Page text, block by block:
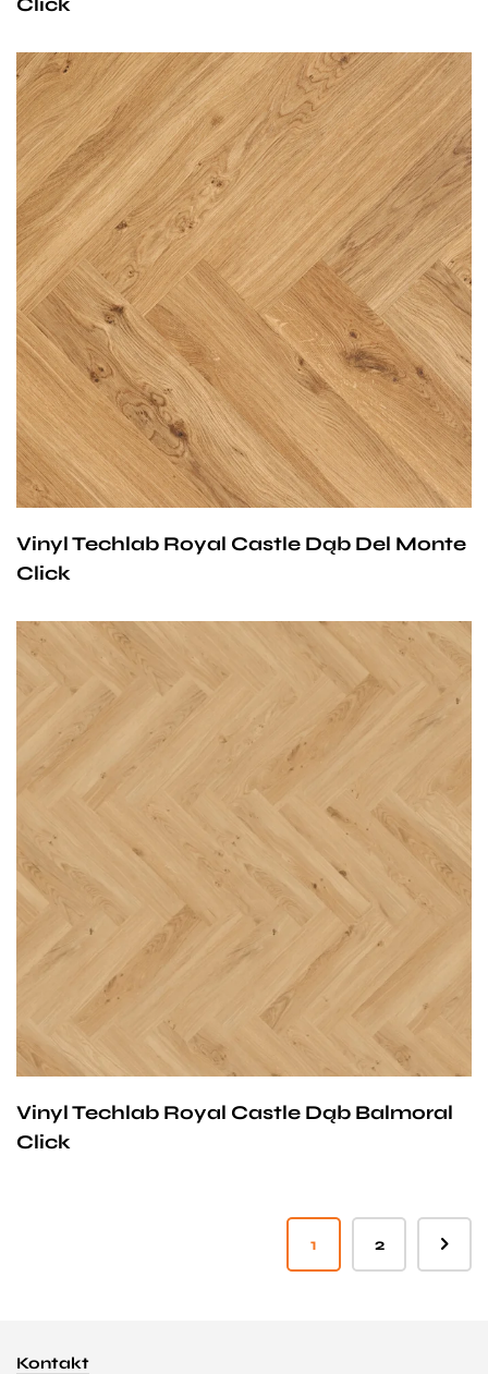
Przy zachowaniu określonych warunków panele mogą
być stosowane na ogrzewaniu podłogowym
wodnym. Producent na te panele udziela 25-letniej
gwarancji dla użytku domowego i 10- letniej gwarancji na
użytek komercyjny.
Vinyl Techlab Royal Castle Dąb Del Monte
Click
Przy zachowaniu określonych warunków panele mogą
być stosowane na ogrzewaniu podłogowym
wodnym. Producent na te panele udziela 25-letniej
gwarancji dla użytku domowego i 10- letniej gwarancji na
użytek komercyjny.
Vinyl Techlab Royal Castle Dąb Balmoral
Click
1 2
Kontakt